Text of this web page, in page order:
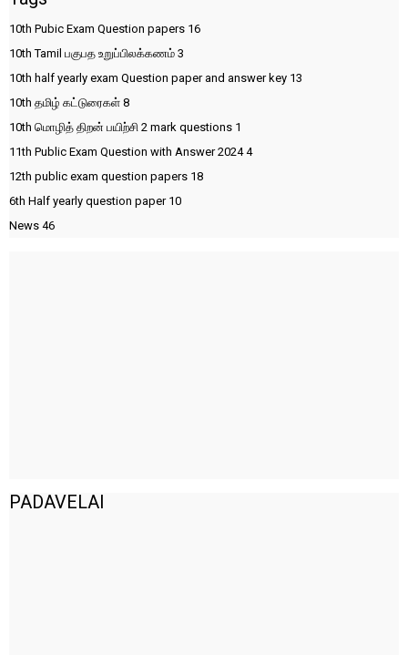
10th Pubic Exam Question papers 16
10th Tamil பகுபத உறுப்பிலக்கணம் 3
10th half yearly exam Question paper and answer key 13
10th தமிழ் கட்டுரைகள் 8
10th மொழித் திறன் பயிற்சி 2 mark questions 1
11th Public Exam Question with Answer 20244
12th public exam question papers 18
6th Half yearly question paper 10
News 46
PADAVELAI